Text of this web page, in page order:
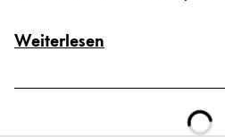
Weiterlesen